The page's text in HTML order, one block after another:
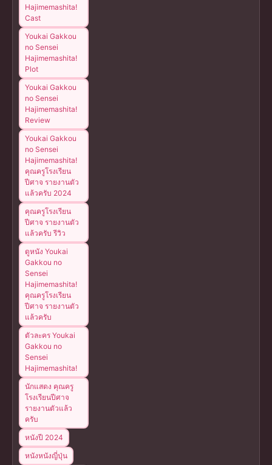
Hajimemashita!
Cast
Youkai Gakkou
no Sensei
Hajimemashita!
Plot
Youkai Gakkou
no Sensei
Hajimemashita!
Review
Youkai Gakkou
no Sensei
Hajimemashita!
คุณครูโรงเรียน
ปีศาจ รายงานตัว
แล้วครับ 2024
คุณครูโรงเรียน
ปีศาจ รายงานตัว
แล้วครับ รีวิว
ดูหนัง Youkai
Gakkou no
Sensei
Hajimemashita!
คุณครูโรงเรียน
ปีศาจ รายงานตัว
แล้วครับ
ตัวละคร Youkai
Gakkou no
Sensei
Hajimemashita!
นักแสดง คุณครู
โรงเรียนปีศาจ
รายงานตัวแล้ว
ครับ
หนังปี 2024
หนังหนังญี่ปุ่น